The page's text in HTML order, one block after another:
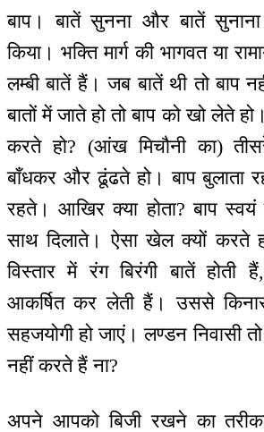
बाप। बातें सुनना और बातें
किया। भक्ति मार्ग की भागवत या
लम्बी बातें हैं। जब बातें थी तो बाप
बातों में जाते हो तो बाप को खो लेते
करते हो? (आंख मिचौनी का)
बाँधकर और ढूंढते हो। बाप बुलाता
रहते। आखिर क्या होता? बाप
साथ दिलाते। ऐसा खेल क्यों करते
विस्तार में रंग बिरंगी बातें
आकर्षित कर लेती हैं। उससे
सहजयोगी हो जाएं। लण्डन निवासी
नहीं करते हैं ना?
अपने आपको बिजी रखने का